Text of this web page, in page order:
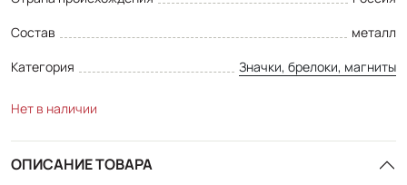
Состав
металл
Категория
Значки, брелоки, магниты
Нет в наличии
ОПИСАНИЕ ТОВАРА